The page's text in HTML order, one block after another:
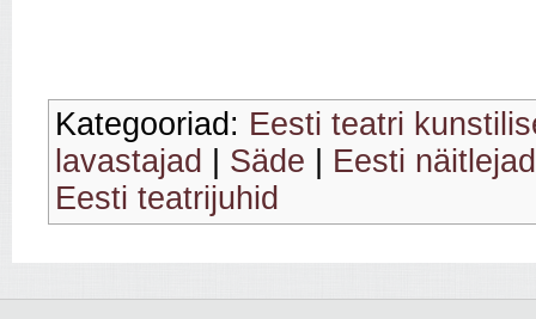
Kategooriad: Eesti teatri
lavastajad
Säde
Eesti näitlejad
Eesti teatrijuhid